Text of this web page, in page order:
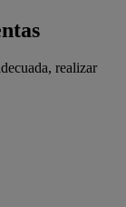
realizar